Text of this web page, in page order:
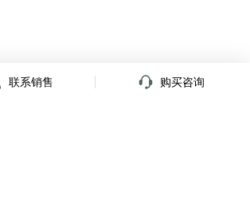
联系销售 购买咨询